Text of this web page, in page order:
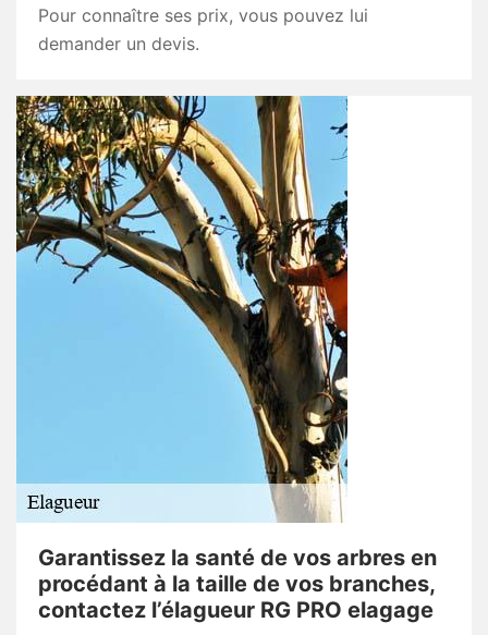
Pour connaître ses prix, vous pouvez lui
demander un devis.
Garantissez la santé de vos arbres en
procédant à la taille de vos branches,
contactez l’élagueur RG PRO elagage